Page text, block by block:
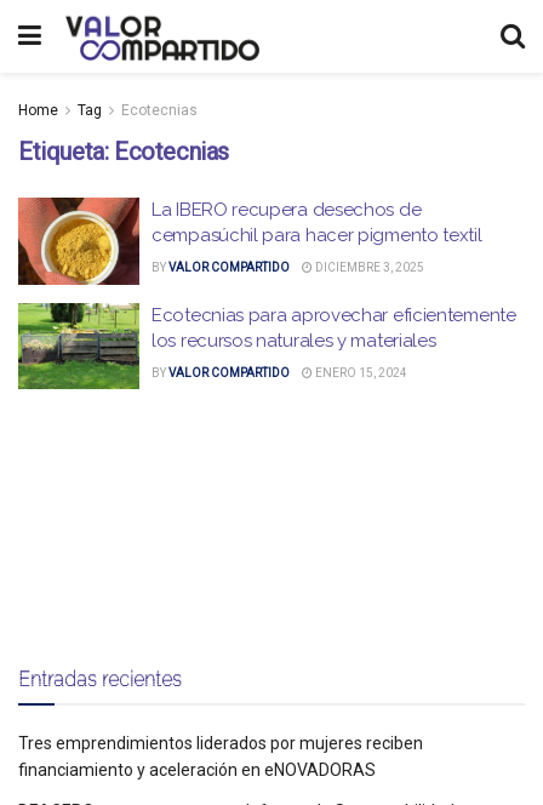
Home Tag Ecotecnias
Etiqueta: Ecotecnias
La IBERO recupera desechos de
cempasúchil para hacer pigmento textil
BYVALOR COMPARTIDO DICIEMBRE 3, 2025
Ecotecnias para aprovechar eficientemente
los recursos naturales y materiales
BYVALOR COMPARTIDO ENERO 15, 2024
Entradas recientes
Tres emprendimientos liderados por mujeres reciben
financiamiento y aceleración en eNOVADORAS